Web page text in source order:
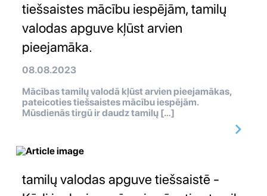
tiešsaistes mācību iespējām, tamilų
valodas apguve kļūst arvien
pieejamāka.
08.08.2023
Mācības tamilų valodā kļūst arvien pieejamākas,
pateicoties tiešsaistes mācību iespējām.
Mūsdienās tirgū ir daudz tamilų […]
tamilų valodas apguve tiešsaistē -